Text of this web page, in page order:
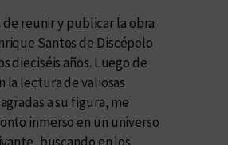
de reunir y publicar la obra
Santos de Discépolo
dieciséis años. Luego de
la lectura de valiosas
a su figura, me
inmerso en un universo